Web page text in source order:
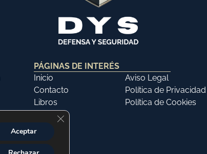
PÁGINAS DE INTERÉS
Inicio
Contacto
Libros
Aviso Legal
Política de Privacidad
Política de Cookies
Aceptar
Cerrar el banner de cookies RGPD